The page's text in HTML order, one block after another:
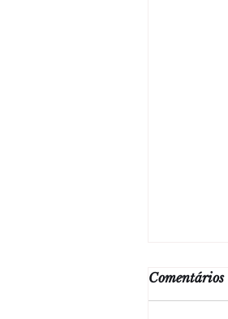
Comentários